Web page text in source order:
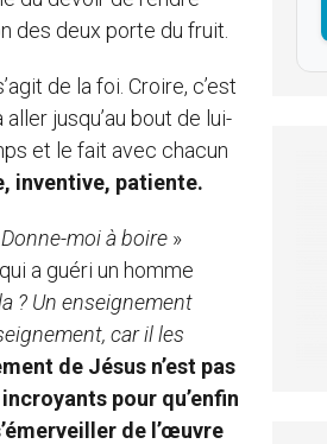
des deux porte du fruit.
de la foi. Croire, c’est
jusqu’au bout de lui-
et le fait avec chacun
inventive, patiente.
Donne-moi à boire »
a guéri un homme
? Un enseignement
car il les
de Jésus n’est pas
pour qu’enfin
de l’œuvre